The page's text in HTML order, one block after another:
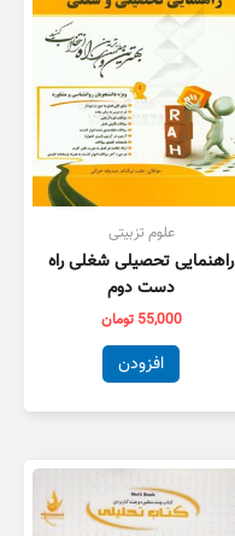
علوم تزبیتی
راهنمایی تحصیلی شغلی راه
دست دوم
55,000 تومان
افزودن